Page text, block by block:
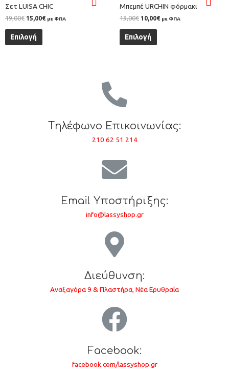
Σετ LUISA CHIC
19,00€ 15,00€ με ΦΠΑ
Επιλογή
Μπεμπέ URCHIN φόρμακι
13,00€ 10,00€ με ΦΠΑ
Επιλογή
Tηλέφωνο Επικοινωνίας:
210 62 51 214
Email Υποστήριξης:
info@lassyshop.gr
Διεύθυνση:
Αναξαγόρα 9 & Πλαστήρα, Νέα Ερυθραία
Facebook:
facebook.com/lassyshop.gr